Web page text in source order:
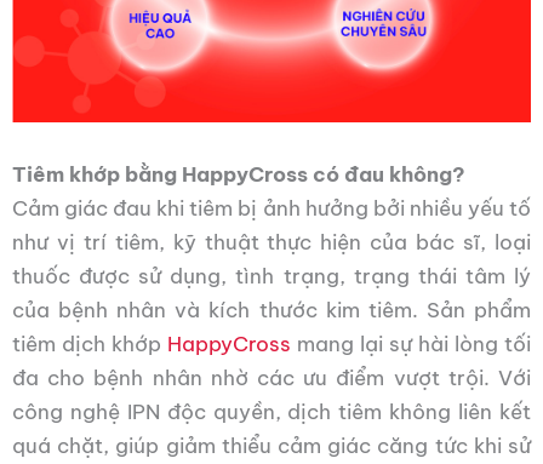
Tiêm khớp bằng HappyCross có đau không?
Cảm giác đau khi tiêm bị ảnh hưởng bởi nhiều yếu tố
như vị trí tiêm, kỹ thuật thực hiện của bác sĩ, loại
thuốc được sử dụng, tình trạng, trạng thái tâm lý
của bệnh nhân và kích thước kim tiêm. Sản phẩm
tiêm dịch khớp HappyCross mang lại sự hài lòng tối
đa cho bệnh nhân nhờ các ưu điểm vượt trội. Với
công nghệ IPN độc quyền, dịch tiêm không liên kết
quá chặt, giúp giảm thiểu cảm giác căng tức khi sử